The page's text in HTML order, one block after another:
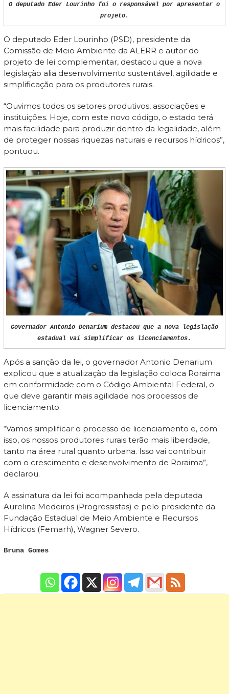
O deputado Eder Lourinho foi o responsável por apresentar o
projeto.
O deputado Eder Lourinho (PSD), presidente da
Comissão de Meio Ambiente da ALERR e autor do
projeto de lei complementar, destacou que a nova
legislação alia desenvolvimento sustentável, agilidade e
simplificação para os produtores rurais.
“Ouvimos todos os setores produtivos, associações e
instituições. Hoje, com este novo código, o estado terá
mais facilidade para produzir dentro da legalidade, além
de proteger nossas riquezas naturais e recursos hídricos”,
pontuou.
Governador Antonio Denarium destacou que a nova legislação
estadual vai simplificar os licenciamentos.
Após a sanção da lei, o governador Antonio Denarium
explicou que a atualização da legislação coloca Roraima
em conformidade com o Código Ambiental Federal, o
que deve garantir mais agilidade nos processos de
licenciamento.
“Vamos simplificar o processo de licenciamento e, com
isso, os nossos produtores rurais terão mais liberdade,
tanto na área rural quanto urbana. Isso vai contribuir
com o crescimento e desenvolvimento de Roraima”,
declarou.
A assinatura da lei foi acompanhada pela deputada
Aurelina Medeiros (Progressistas) e pelo presidente da
Fundação Estadual de Meio Ambiente e Recursos
Hídricos (Femarh), Wagner Severo.
Bruna Gomes